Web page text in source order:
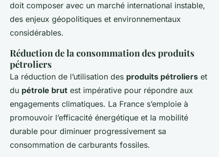
doit composer avec un marché international instable,
des enjeux géopolitiques et environnementaux
considérables.
Réduction de la consommation des produits
pétroliers
La réduction de l’utilisation des produits pétroliers et
du pétrole brut est impérative pour répondre aux
engagements climatiques. La France s’emploie à
promouvoir l’efficacité énergétique et la mobilité
durable pour diminuer progressivement sa
consommation de carburants fossiles.